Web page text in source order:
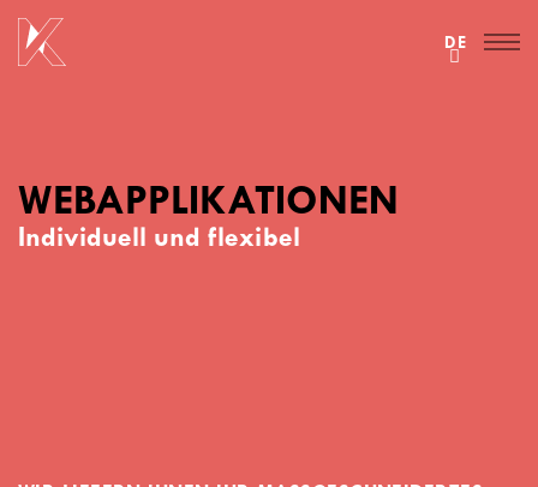
DE
WEBAPPLIKATIONEN
Individuell und flexibel